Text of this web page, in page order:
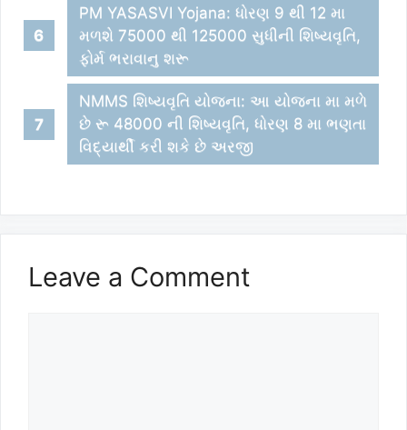
PM YASASVI Yojana: ધોરણ 9 થી 12 મા
મળશે 75000 થી 125000 સુધીની શિષ્યવૃતિ,
ફોર્મ ભરાવાનુ શરૂ
NMMS શિષ્યવૃતિ યોજના: આ યોજના મા મળે
છે રૂ 48000 ની શિષ્યવૃતિ, ધોરણ 8 મા ભણતા
વિદ્યાર્થી કરી શકે છે અરજી
Leave a Comment